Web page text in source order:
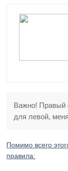
Важно! Правый
для левой,
Помимо всего
правила: